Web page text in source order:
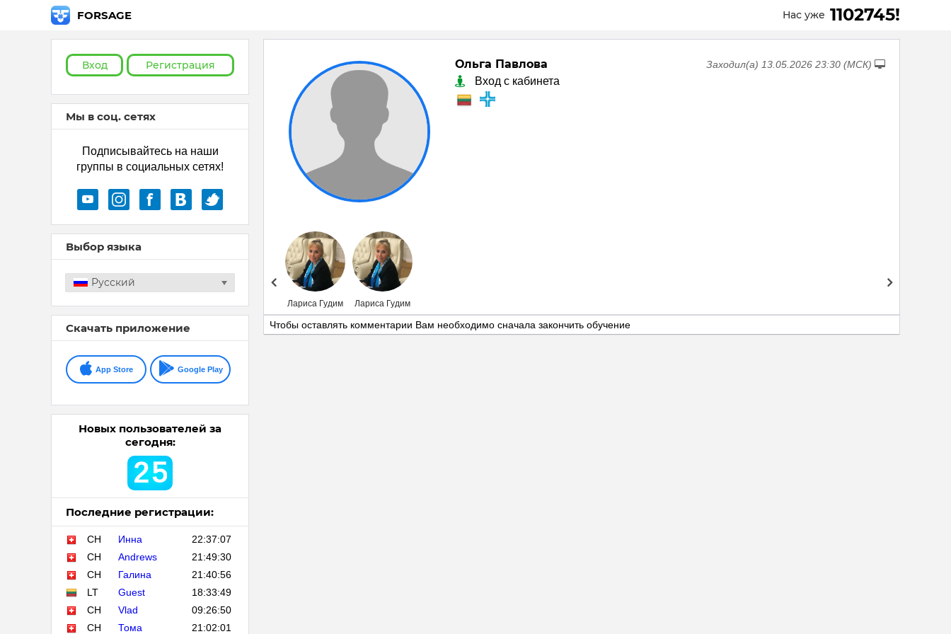
FORSAGE Нас уже 1102745!
Вход Регистрация
Мы в соц. сетях
Подписывайтесь на наши
группы в социальных сетях!
Выбор языка
Русский
Скачать приложение
App Store Google Play
Новых пользователей за
сегодня:
25
Последние регистрации:
CH Инна
22:37:07
CH
Andrews
21:49:30
CH
Галина
21:40:56
LT
Guest
18:33:49
CH
Vlad
09:26:50
CH
Тома 21:02:01
Заходил(а) 13.05.2026 23:30 (МСК)
Ольга Павлова
Вход с кабинета
Лариса Гудим Лариса Гудим Лариса Гудим
Чтобы оставлять комментарии Вам необходимо сначала закончить обучение